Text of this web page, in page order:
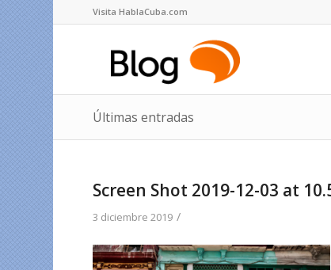
Visita HablaCuba.com
Últimas entradas
Screen Shot 2019-12-03 at
3 diciembre 2019 /